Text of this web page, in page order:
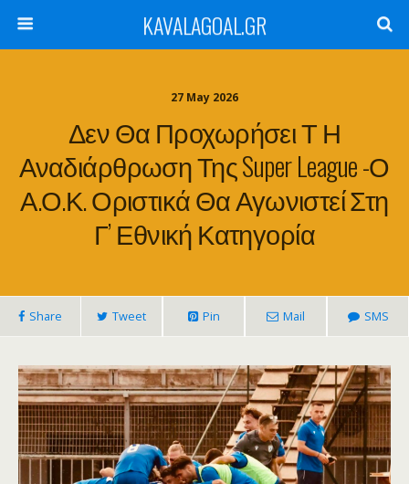
KAVALAGOAL.GR
27 May 2026
Δεν Θα Προχωρήσει Τ Η
Αναδιάρθρωση Της Super League -Ο
Α.Ο.Κ. Οριστικά Θα Αγωνιστεί Στη
Γ’ Εθνική Κατηγορία
Share Tweet Pin Mail SMS